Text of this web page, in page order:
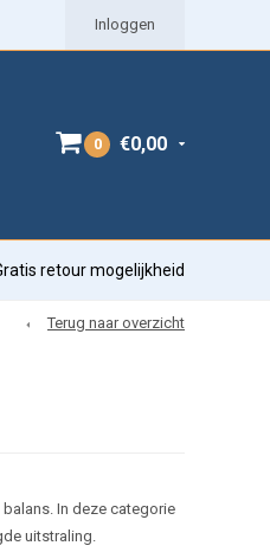
Inloggen
0 €0,00
retour mogelijkheid
Terug naar overzicht
In deze categorie
uitstraling.